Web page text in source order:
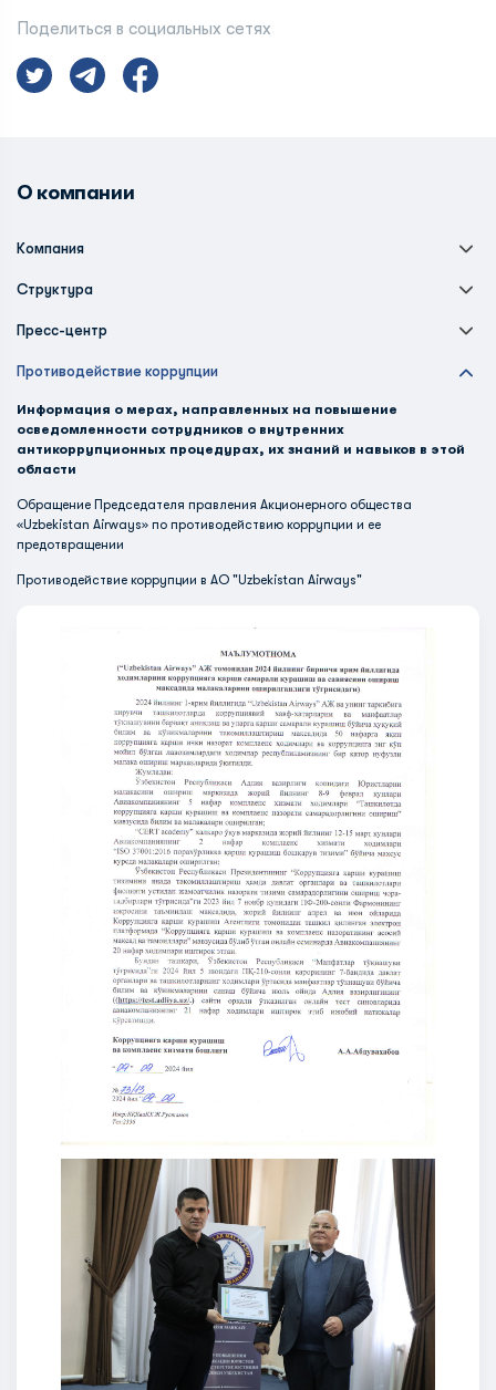
Поделиться в социальных сетях
О компании
Компания
Структура
Пресс-центр
Противодействие коррупции
Информация о мерах, направленных на повышение
осведомленности сотрудников о внутренних
антикоррупционных процедурах, их знаний и навыков в этой
области
Обращение Председателя правления Акционерного общества
«Uzbekistan Airways» по противодействию коррупции и ее
предотвращении
Противодействие коррупции в АО "Uzbekistan Airways"